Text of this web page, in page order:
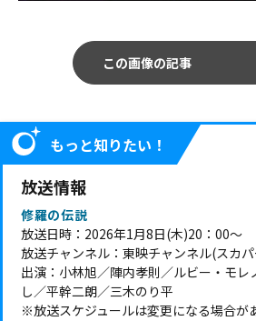
この画像の記事
もっと知りたい！
放送情報
修羅の伝説
放送日時：2026年1月8日(木)20：00～
放送チャンネル：東映チャンネル(スカ
出演：小林旭／陣内孝則／ルビー・モレ
し／平幹二朗／三木のり平
※放送スケジュールは変更になる場合が